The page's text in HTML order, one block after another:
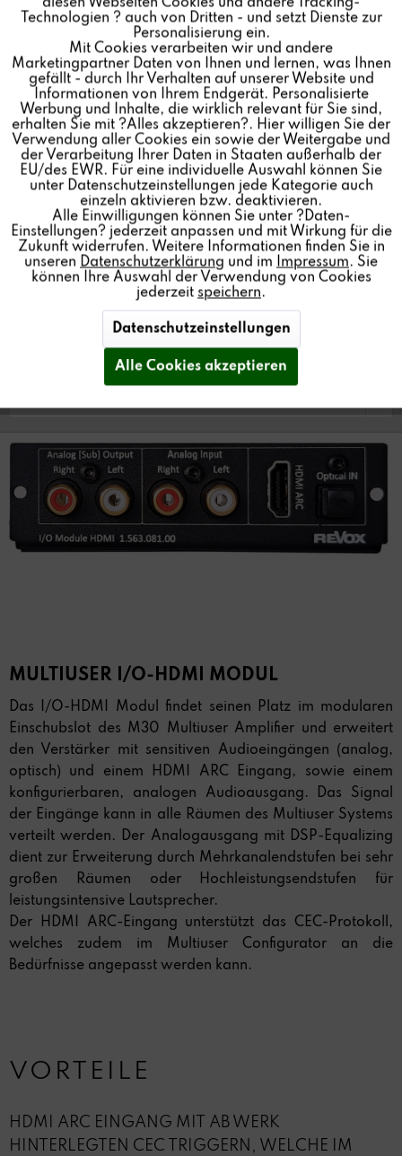
MULTIUSER I/O-HDMI
MODUL
I/O-HDMI Modul zur Erweiterung des M30 Multiuser
Amplifiers mit sensitiven Audioeingängen (analog,
optisch) und einem HDMI ARC Eingang, sowie einem
konfigurierbaren, analogen Audioausgang.
MULTIUSER I/O-HDMI MODUL
Das I/O-HDMI Modul findet seinen Platz im modularen
Einschubslot des M30 Multiuser Amplifier und erweitert
den Verstärker mit sensitiven Audioeingängen (analog,
optisch) und einem HDMI ARC Eingang, sowie einem
konfigurierbaren, analogen Audioausgang. Das Signal
der Eingänge kann in alle Räumen des Multiuser Systems
verteilt werden. Der Analogausgang mit DSP-Equalizing
dient zur Erweiterung durch Mehrkanalendstufen bei sehr
großen Räumen oder Hochleistungsendstufen für
leistungsintensive Lautsprecher.
Der HDMI ARC-Eingang unterstützt das CEC-Protokoll,
welches zudem im Multiuser Configurator an die
Bedürfnisse angepasst werden kann.
VORTEILE
HDMI ARC EINGANG MIT AB WERK
HINTERLEGTEN CEC TRIGGERN, WELCHE IM
Tracking Inaktiv
Personalisierung Inaktiv
Service Inaktiv
Technologien ? auch von Dritten - und setzt Dienste zur
Personalisierung ein.
Mit Cookies verarbeiten wir und andere
Marketingpartner Daten von Ihnen und lernen, was Ihnen
gefällt - durch Ihr Verhalten auf unserer Website und
Informationen von Ihrem Endgerät. Personalisierte
Werbung und Inhalte, die wirklich relevant für Sie sind,
erhalten Sie mit ?Alles akzeptieren?. Hier willigen Sie der
Verwendung aller Cookies ein sowie der Weitergabe und
der Verarbeitung Ihrer Daten in Staaten außerhalb der
EU/des EWR. Für eine individuelle Auswahl können Sie
unter Datenschutzeinstellungen jede Kategorie auch
einzeln aktivieren bzw. deaktivieren.
Alle Einwilligungen können Sie unter ?Daten-
Einstellungen? jederzeit anpassen und mit Wirkung für die
Zukunft widerrufen. Weitere Informationen finden Sie in
unseren Datenschutzerklärung und im Impressum. Sie
können Ihre Auswahl der Verwendung von Cookies
jederzeit speichern.
Datenschutzeinstellungen
Alle Cookies akzeptieren